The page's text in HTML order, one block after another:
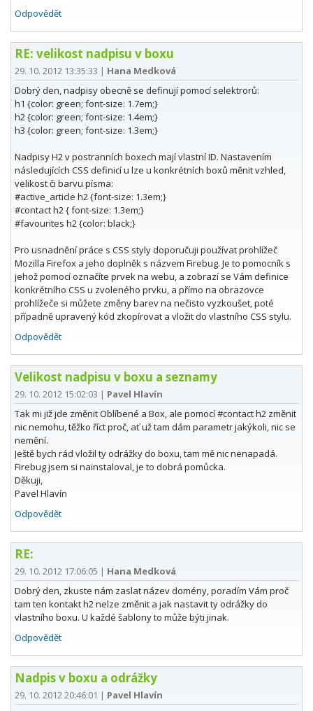
Odpovědět
RE: velikost nadpisu v boxu
29. 10. 2012 13:35:33 | Hana Medková
Dobrý den, nadpisy obecně se definují pomocí selektrorů:
h1 {color: green; font-size: 1.7em;}
h2 {color: green; font-size: 1.4em;}
h3 {color: green; font-size: 1.3em;}
Nadpisy H2 v postranních boxech mají vlastní ID. Nastavením
následujících CSS definicí u lze u konkrétních boxů měnit vzhled,
velikost či barvu písma:
#active_article h2 {font-size: 1.3em;}
#contact h2 { font-size: 1.3em;}
#favourites h2 {color: black;}
Pro usnadnění práce s CSS styly doporučuji používat prohlížeč
Mozilla Firefox a jeho doplněk s názvem Firebug. Je to pomocník s
jehož pomocí označíte prvek na webu, a zobrazí se Vám definice
konkrétního CSS u zvoleného prvku, a přímo na obrazovce
prohlížeče si můžete změny barev na nečisto vyzkoušet, poté
případně upravený kód zkopírovat a vložit do vlastního CSS stylu.
Odpovědět
Velikost nadpisu v boxu a seznamy
29. 10. 2012 15:02:03 | Pavel Hlavín
Tak mi již jde změnit Oblíbené a Box, ale pomocí #contact h2 změnit
nic nemohu, těžko říct proč, ať už tam dám parametr jakýkoli, nic se
nemění.
Ještě bych rád vložil ty odrážky do boxu, tam mě nic nenapadá.
Firebug jsem si nainstaloval, je to dobrá pomůcka.
Děkuji,
Pavel Hlavín
Odpovědět
RE:
29. 10. 2012 17:06:05 | Hana Medková
Dobrý den, zkuste nám zaslat název domény, poradím Vám proč
tam ten kontakt h2 nelze změnit a jak nastavit ty odrážky do
vlastního boxu. U každé šablony to může býti jinak.
Odpovědět
Nadpis v boxu a odrážky
29. 10. 2012 20:46:01 | Pavel Hlavín